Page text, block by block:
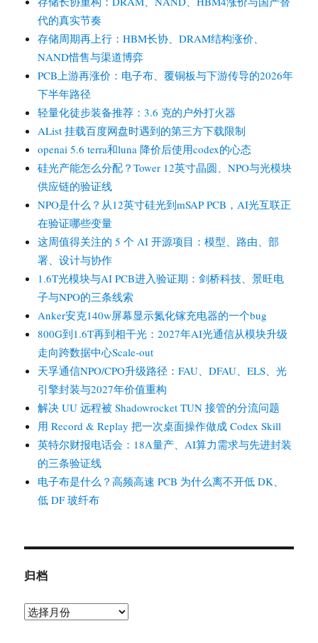
代的真实节奏
存储周期再上行：HBM长协、DRAM结构涨价、
NAND惜售与渠道博弈
PCB上游再涨价：电子布、覆铜板与下游传导的2026年
下半年路径
轻量化徒步装备推荐：3.6 克的户外打火器
AList 挂载百度网盘时遇到的第三方下载限制
openai 5.6 terra和luna 降价后使用codex的心态
硅光产能怎么分配？Tower 12英寸晶圆、NPO与光模块
供应链的验证线
NPO是什么？从12英寸硅光到mSAP PCB，AI光互联正
在验证哪些变量
这周值得关注的 5 个 AI 开源项目：模型、路由、部
署、设计与协作
1.6T光模块与AI PCB进入验证期：剑桥科技、景旺电
子与NPO的三条线索
Anker安克140w屏幕显示氮化镓充电器的一个bug
800G到1.6T再到相干光：2027年AI光通信从模块升级
走向跨数据中心Scale-out
天孚通信NPO/CPO升级路径：FAU、DFAU、ELS、光
引擎封装与2027年价值重构
解决 UU 远程被 Shadowrocket TUN 接管的分流问题
用 Record & Replay 把一次桌面操作做成 Codex Skill
英特尔财报电话会：18A量产、AI算力需求与先进封装
的三条验证线
电子布是什么？高频高速 PCB 为什么离不开低 DK、
低 DF 玻纤布
归档
归